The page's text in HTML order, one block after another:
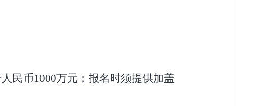
民币1000万元；报名时须提供加盖